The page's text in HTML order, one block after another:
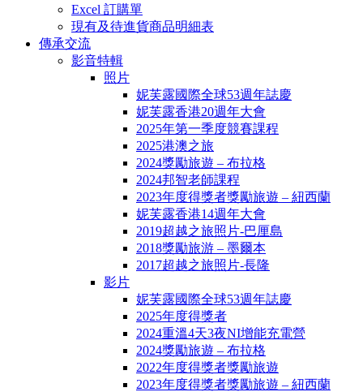
Excel 訂購單
現有及待進貨商品明細表
傳承交流
影音特輯
照片
妮芙露國際全球53週年誌慶
妮芙露香港20週年大會
2025年第一季度競賽課程
2025港澳之旅
2024獎勵旅遊 – 布拉格
2024邦智老師課程
2023年度得獎者獎勵旅遊 – 紐西蘭
妮芙露香港14週年大會
2019超越之旅照片-巴厘島
2018獎勵旅游 – 墨爾本
2017超越之旅照片-長隆
影片
妮芙露國際全球53週年誌慶
2025年度得獎者
2024重溫4天3夜NI增能充電營
2024獎勵旅遊 – 布拉格
2022年度得獎者獎勵旅遊
2023年度得獎者獎勵旅遊 – 紐西蘭